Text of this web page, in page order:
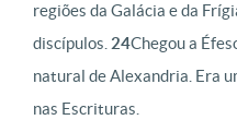
regiões da Galácia e da
discípulos. 24Chegou a
natural de Alexandria. Era
nas Escrituras.